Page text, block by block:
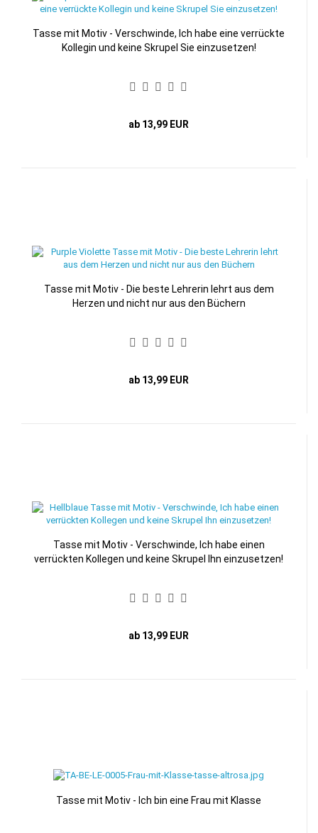
Tasse mit Motiv - Verschwinde, Ich habe eine verrückte
Kollegin und keine Skrupel Sie einzusetzen!
ab 13,99 EUR
Tasse mit Motiv - Die beste Lehrerin lehrt aus dem
Herzen und nicht nur aus den Büchern
ab 13,99 EUR
Tasse mit Motiv - Verschwinde, Ich habe einen
verrückten Kollegen und keine Skrupel Ihn einzusetzen!
ab 13,99 EUR
Tasse mit Motiv - Ich bin eine Frau mit Klasse